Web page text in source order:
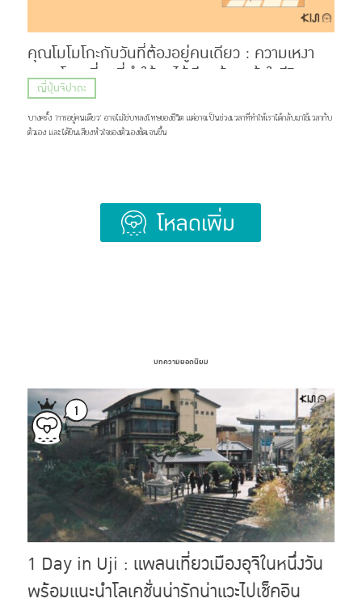
คุณโมโมโกะกับวันที่ต้องอยู่คนเดียว : ความเหงา
ความโดดเดี่ยวที่ทำให้เราได้เรียนรู้และเข้าใจชีวิต
อย่างแท้จริง
ญี่ปุ่นจิปาถะ
บางครั้ง ’การอยู่คนเดียว‘ อาจไม่ใช่บทลงโทษของชีวิต แต่อาจเป็นช่วงเวลาที่ทำให้เราได้กลับมาใช้เวลากับ
ตัวเอง และได้ยินเสียงหัวใจของตัวเองชัดเจนขึ้น
บทความยอดนิยม
1 Day in Uji : แพลนเที่ยวเมืองอุจิในหนึ่งวัน
พร้อมแนะนำโลเคชั่นน่ารักน่าแวะไปเช็คอิน